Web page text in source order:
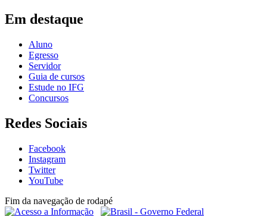
Em destaque
Aluno
Egresso
Servidor
Guia de cursos
Estude no IFG
Concursos
Redes Sociais
Facebook
Instagram
Twitter
YouTube
Fim da navegação de rodapé